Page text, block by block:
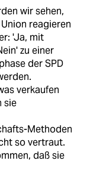
wir sehen,
reagieren
'Ja, mit
zu einer
der SPD
verkaufen
sie
Methoden
so vertraut.
daß sie